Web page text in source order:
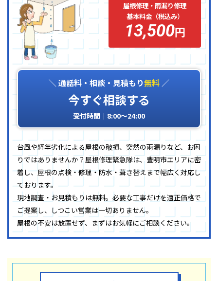
屋根修理・雨漏り修理
基本料金（税込み）
13,500円
＼ 通話料・相談・見積もり無料 ／
今すぐ相談する
受付時間｜8:00〜24:00
台風や経年劣化による屋根の破損、突然の雨漏りなど、お困
りではありませんか？屋根修理緊急隊は、豊明市エリアに密
着し、屋根の点検・修理・防水・葺き替えまで幅広く対応し
ております。
現地調査・お見積もりは無料。必要な工事だけを適正価格で
ご提案し、しつこい営業は一切ありません。
屋根の不安は放置せず、まずはお気軽にご相談ください。